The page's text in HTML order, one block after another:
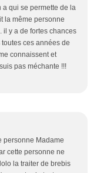
a qui se permette de la
la même personne
il y a de fortes chances
ces années de
connaissent et
pas méchante !!!
personne Madame
cette personne ne
la traiter de brebis